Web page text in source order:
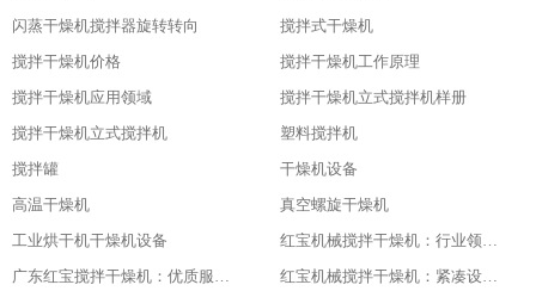
闪蒸干燥机搅拌器旋转转向
搅拌式干燥机
搅拌干燥机价格
搅拌干燥机工作原理
搅拌干燥机应用领域
搅拌干燥机立式搅拌机样册
搅拌干燥机立式搅拌机
塑料搅拌机
搅拌罐
干燥机设备
高温干燥机
真空螺旋干燥机
工业烘干机干燥机设备
红宝机械搅拌干燥机：行业领先，值得信赖
广东红宝搅拌干燥机：优质服务，全程保障
红宝机械搅拌干燥机：紧凑设计，节省空间